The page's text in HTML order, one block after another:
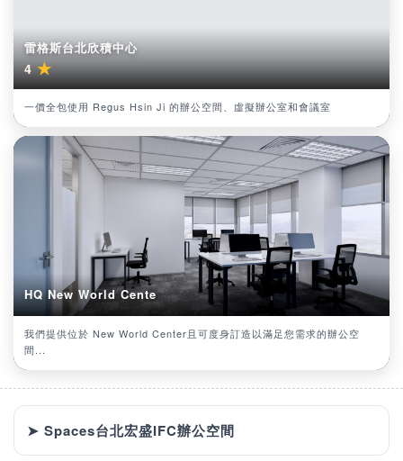
雷格斯台北欣積中心
4★
一價全包使用 Regus Hsin Ji 的辦公空間、虛擬辦公室和會議室
HQ New World Cente
我們提供位於 New World Center且可度身訂造以滿足您需求的辦公空
間...
➤ Spaces台北宏盛IFC辦公空間